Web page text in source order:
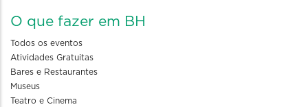
O que fazer em BH
Todos os eventos
Atividades Gratuitas
Bares e Restaurantes
Museus
Teatro e Cinema